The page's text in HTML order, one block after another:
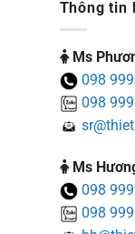
Thông tin
Ms
098
098
Ms
098
098